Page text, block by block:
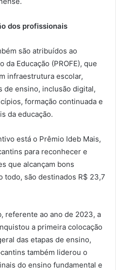
dos profissionais
são atribuídos ao
Educação (PROFE), que
infraestrutura escolar,
de ensino, inclusão digital,
formação continuada e
da educação.
está o Prêmio Ideb Mais,
para reconhecer e
que alcançam bons
todo, são destinados R$ 23,7
referente ao ano de 2023, a
a primeira colocação
das etapas de ensino,
também liderou o
do ensino fundamental e